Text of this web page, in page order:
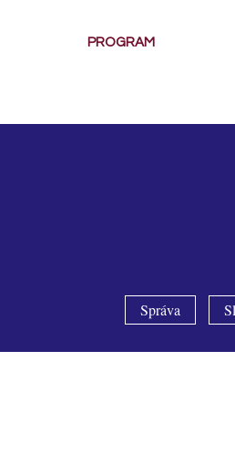
PROGRAM
Správa